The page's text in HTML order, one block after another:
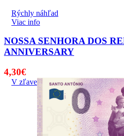
Rýchly náhľad
Viac info
NOSSA SENHORA DOS
ANNIVERSARY
4,30€
V zľave